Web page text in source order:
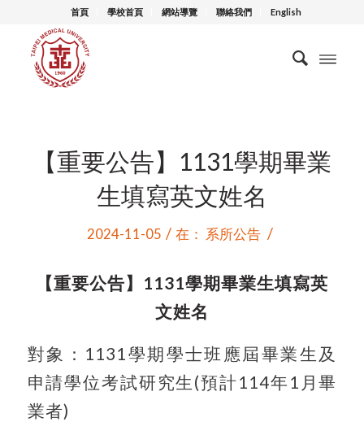
首頁 學校首頁 網站導覽 聯絡我們 English
【重要公告】1131學期畢業
生填寫英文姓名
2024-11-05 / 在： 系所公告 /
【重要公告】 1131學期畢業生填寫英
文姓名
對象： 1131學期學士班應屆畢業生及
申請學位考試研究生 (預計114年 1 月畢
業者)